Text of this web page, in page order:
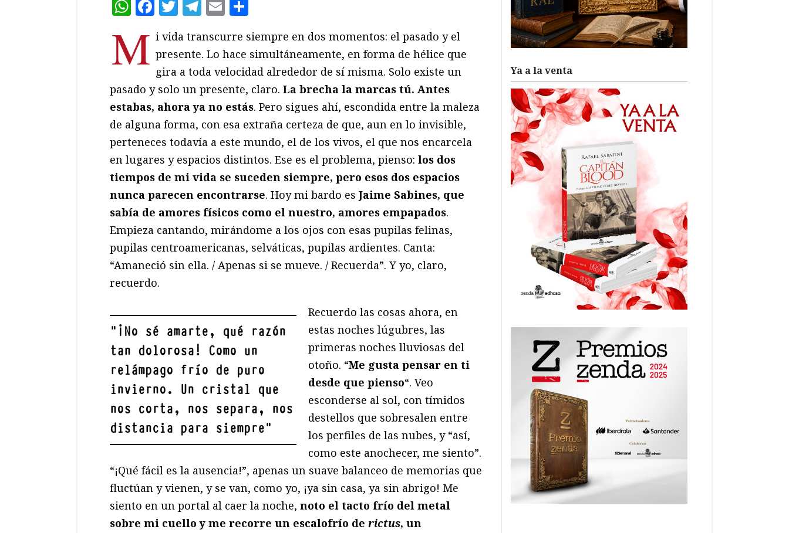
WhatsApp
Facebook
Twitter
Telegram
Email
M i vida transcurre siempre en dos momentos: el pasado y el
presente. Lo hace simultáneamente, en forma de hélice que
gira a toda velocidad alrededor de sí misma. Solo existe un
pasado y solo un presente, claro. La brecha la marcas tú. Antes
estabas, ahora ya no estás. Pero sigues ahí, escondida entre la maleza
de alguna forma, con esa extraña certeza de que, aun en lo invisible,
perteneces todavía a este mundo, el de los vivos, el que nos encarcela
en lugares y espacios distintos. Ese es el problema, pienso: los dos
tiempos de mi vida se suceden siempre, pero esos dos espacios
nunca parecen encontrarse. Hoy mi bardo es Jaime Sabines, que
sabía de amores físicos como el nuestro, amores empapados.
Empieza cantando, mirándome a los ojos con esas pupilas felinas,
pupilas centroamericanas, selváticas, pupilas ardientes. Canta:
“Amaneció sin ella. / Apenas si se mueve. / Recuerda”. Y yo, claro,
recuerdo.
" ¡No sé amarte, qué razón
tan dolorosa! Como un
relámpago frío de puro
invierno. Un cristal que
nos corta, nos separa, nos
distancia para siempre"
Recuerdo las cosas ahora, en
estas noches lúgubres, las
primeras noches lluviosas del
otoño. “Me gusta pensar en ti
desde que pienso“. Veo
esconderse al sol, con tímidos
destellos que sobresalen entre
los perfiles de las nubes, y “así,
como este anochecer, me siento”.
“¡Qué fácil es la ausencia!”, apenas un suave balanceo de memorias que
fluctúan y vienen, y se van, como yo, ¡ya sin casa, ya sin abrigo! Me
siento en un portal al caer la noche, noto el tacto frío del metal
sobre mi cuello y me recorre un escalofrío de rictus, un
Ya a la venta